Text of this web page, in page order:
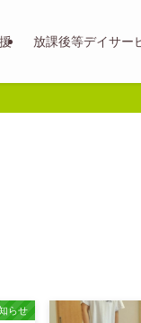
放課後等デイサー
らせ